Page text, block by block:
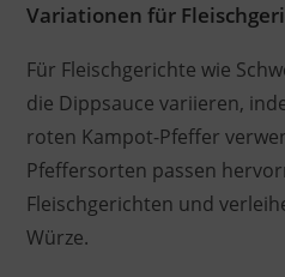
Variationen für
Für Fleischgerichte wie
die Dippsauce variieren,
roten Kampot-Pfeffer
Pfeffersorten passen
Fleischgerichten und
Würze.